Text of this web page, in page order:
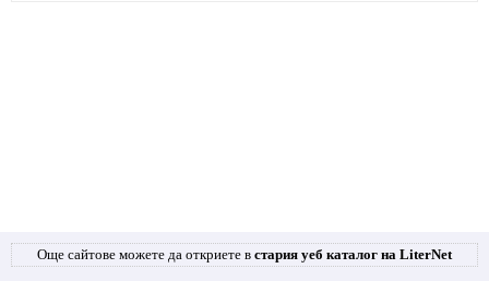
Още сайтове можете да откриете в стария уеб каталог на LiterNet